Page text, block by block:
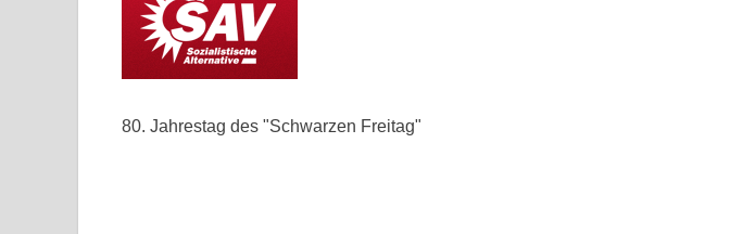
80. Jahrestag des "Schwarzen Freitag"